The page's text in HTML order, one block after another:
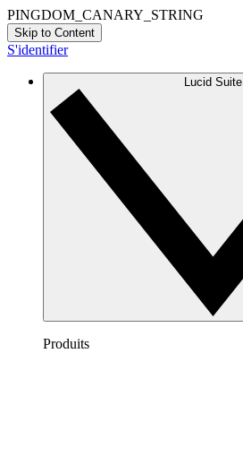
PINGDOM_CANARY_STRING
Skip to Content
S'identifier
Lucid Suite
Produits